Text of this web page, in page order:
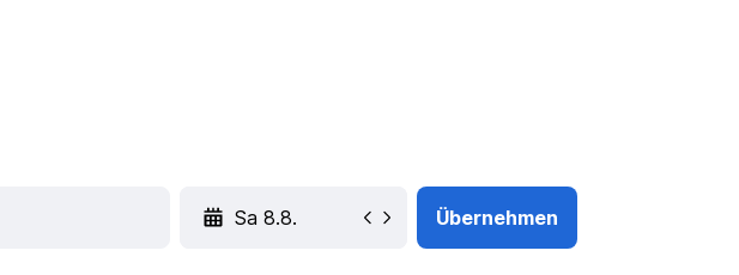
Übernehmen